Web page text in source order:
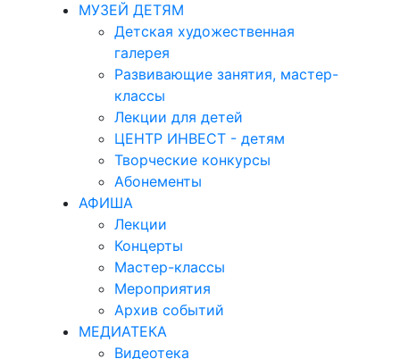
МУЗЕЙ ДЕТЯМ
Детская художественная
галерея
Развивающие занятия, мастер-
классы
Лекции для детей
ЦЕНТР ИНВЕСТ - детям
Творческие конкурсы
Абонементы
АФИША
Лекции
Концерты
Мастер-классы
Мероприятия
Архив событий
МЕДИАТЕКА
Видеотека